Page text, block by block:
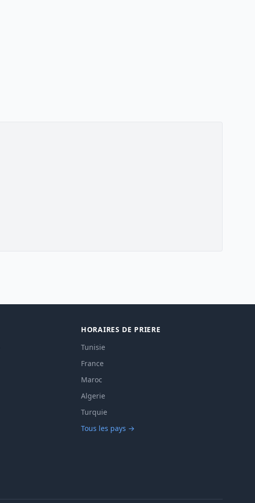
HORAIRES DE PRIERE
Tunisie
France
Maroc
Algerie
Turquie
Tous les pays →